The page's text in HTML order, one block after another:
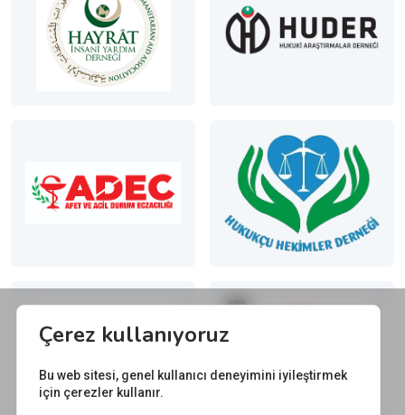
Çerez kullanıyoruz
Bu web sitesi, genel kullanıcı deneyimini iyileştirmek
için çerezler kullanır.